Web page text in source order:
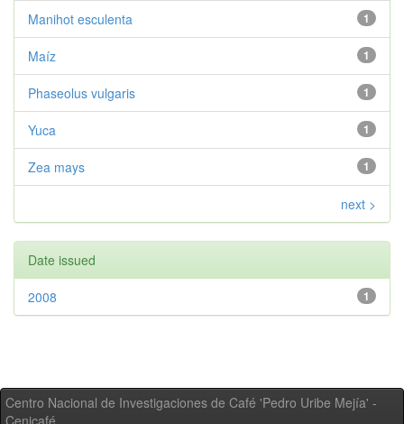
1
Manihot esculenta
1
Maíz
1
Phaseolus vulgaris
1
Yuca
1
Zea mays
next >
Date issued
1
2008
Centro Nacional de Investigaciones de Café 'Pedro Uribe Mejía' -
Cenicafé